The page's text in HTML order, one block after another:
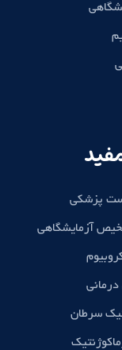
پزشکی
آزمایشگاهی
درمانی
سرطان